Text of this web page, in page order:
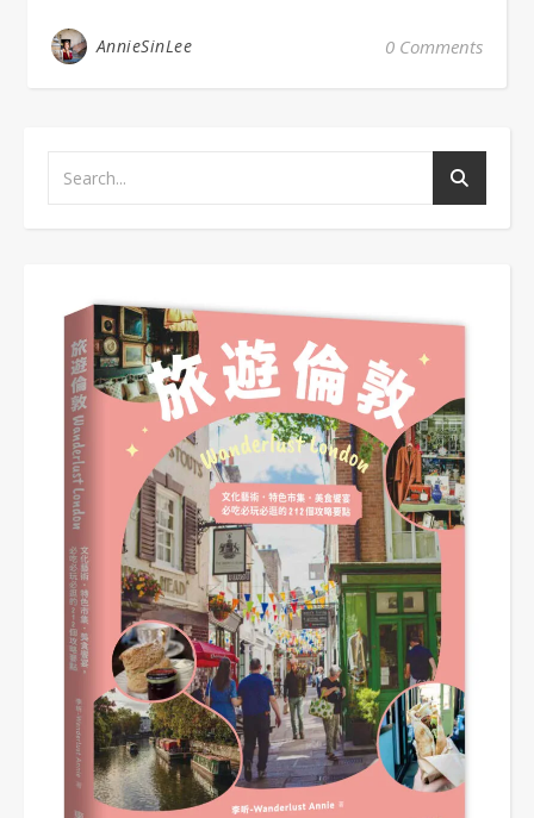
AnnieSinLee 0 Comments